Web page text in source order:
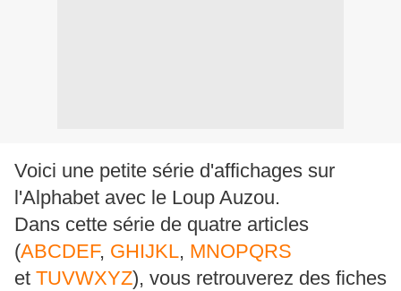
Voici une petite série d'affichages sur
l'Alphabet avec le Loup Auzou.
Dans cette série de quatre articles
(ABCDEF, GHIJKL, MNOPQRS
et TUVWXYZ), vous retrouverez des fiches